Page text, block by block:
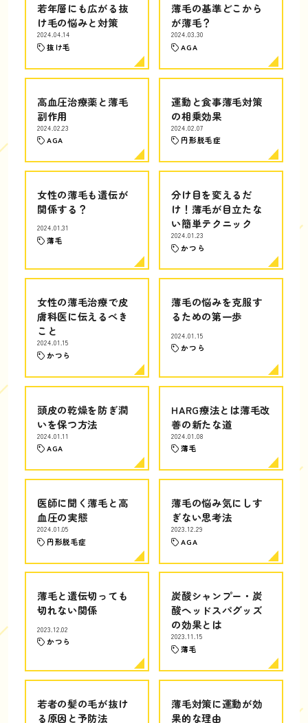
若年層にも広がる抜
け毛の悩みと対策
2024.04.14
抜け毛
薄毛の基準どこから
が薄毛？
2024.03.30
AGA
高血圧治療薬と薄毛
副作用
2024.02.23
AGA
運動と食事薄毛対策
の相乗効果
2024.02.07
円形脱毛症
女性の薄毛も遺伝が
関係する？
2024.01.31
薄毛
分け目を変えるだ
け！薄毛が目立たな
い簡単テクニック
2024.01.23
かつら
女性の薄毛治療で皮
膚科医に伝えるべき
こと
2024.01.15
かつら
薄毛の悩みを克服す
るための第一歩
2024.01.15
かつら
頭皮の乾燥を防ぎ潤
いを保つ方法
2024.01.11
AGA
HARG療法とは薄毛改
善の新たな道
2024.01.08
薄毛
医師に聞く薄毛と高
血圧の実態
2024.01.05
円形脱毛症
薄毛の悩み気にしす
ぎない思考法
2023.12.29
AGA
薄毛と遺伝切っても
切れない関係
2023.12.02
かつら
炭酸シャンプー・炭
酸ヘッドスパグッズ
の効果とは
2023.11.15
薄毛
若者の髪の毛が抜け
る原因と予防法
薄毛対策に運動が効
果的な理由